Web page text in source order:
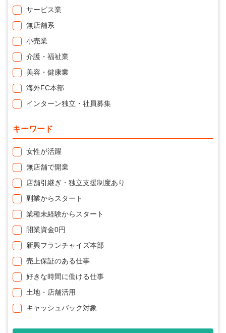
サービス業
無店舗系
小売業
介護・福祉業
美容・健康業
海外FC本部
インターン独立・社員募集
キーワード
女性が活躍
無店舗で開業
店舗引継ぎ・独立支援制度あり
副業からスタート
業種未経験からスタート
開業資金0円
新興フランチャイズ本部
売上保証のある仕事
好きな時間に働ける仕事
土地・店舗活用
キャッシュバック対象